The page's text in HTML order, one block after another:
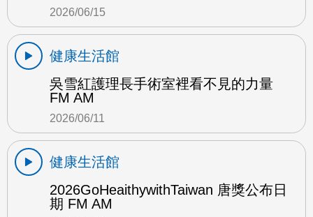
2026/06/15
健康生活館
吳雪紅護理長手術室裡看不見的力量
FM AM
2026/06/11
健康生活館
2026GoHeaithywithTaiwan 唐獎公布日
期 FM AM